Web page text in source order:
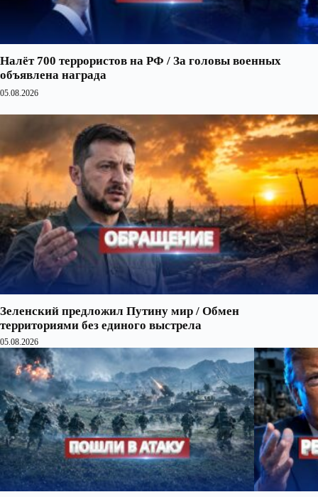
Налёт 700 террористов на РФ / За головы военных
объявлена награда
05.08.2026
Зеленский предложил Путину мир / Обмен
территориями без единого выстрела
05.08.2026